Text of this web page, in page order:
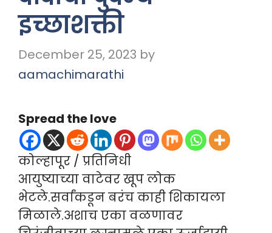
इच्छाशक्ती
December 25, 2023 by
aamachimarathi
Spread the love
कोल्हापूर / प्रतिनिधी
आयुष्याच्या वाटेवर खूप लोक
भेटले.सर्वांकडून बरंच काही शिकायला
मिळाले.अशाच एका वळणावर